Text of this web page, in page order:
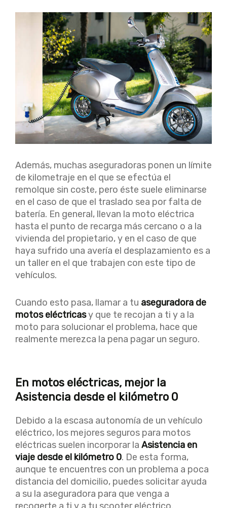
Además, muchas aseguradoras ponen un límite
de kilometraje en el que se efectúa el
remolque sin coste, pero éste suele eliminarse
en el caso de que el traslado sea por falta de
batería. En general, llevan la moto eléctrica
hasta el punto de recarga más cercano o a la
vivienda del propietario, y en el caso de que
haya sufrido una avería el desplazamiento es a
un taller en el que trabajen con este tipo de
vehículos.
Cuando esto pasa, llamar a tu aseguradora de
motos eléctricasy que te recojan a ti y a la
moto para solucionar el problema, hace que
realmente merezca la pena pagar un seguro.
En motos eléctricas, mejor la
Asistencia desde el kilómetro 0
Debido a la escasa autonomía de un vehículo
eléctrico, los mejores seguros para motos
eléctricas suelen incorporar la Asistencia en
viaje desde el kilómetro 0. De esta forma,
aunque te encuentres con un problema a poca
distancia del domicilio, puedes solicitar ayuda
a su la aseguradora para que venga a